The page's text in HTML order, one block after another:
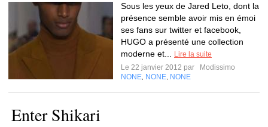
Sous les yeux de Jared Leto, dont la
présence semble avoir mis en émoi
ses fans sur twitter et facebook,
HUGO a présenté une collection
moderne et...
Lire la suite
Le 22 janvier 2012 par
Modissimo
NONE NONE NONE
Enter Shikari